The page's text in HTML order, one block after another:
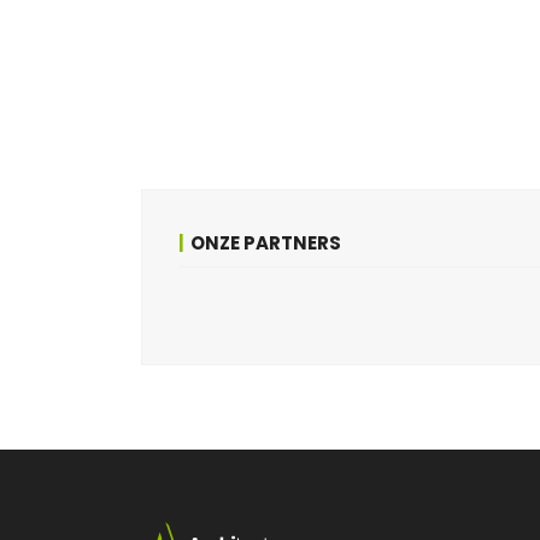
ONZE PARTNERS